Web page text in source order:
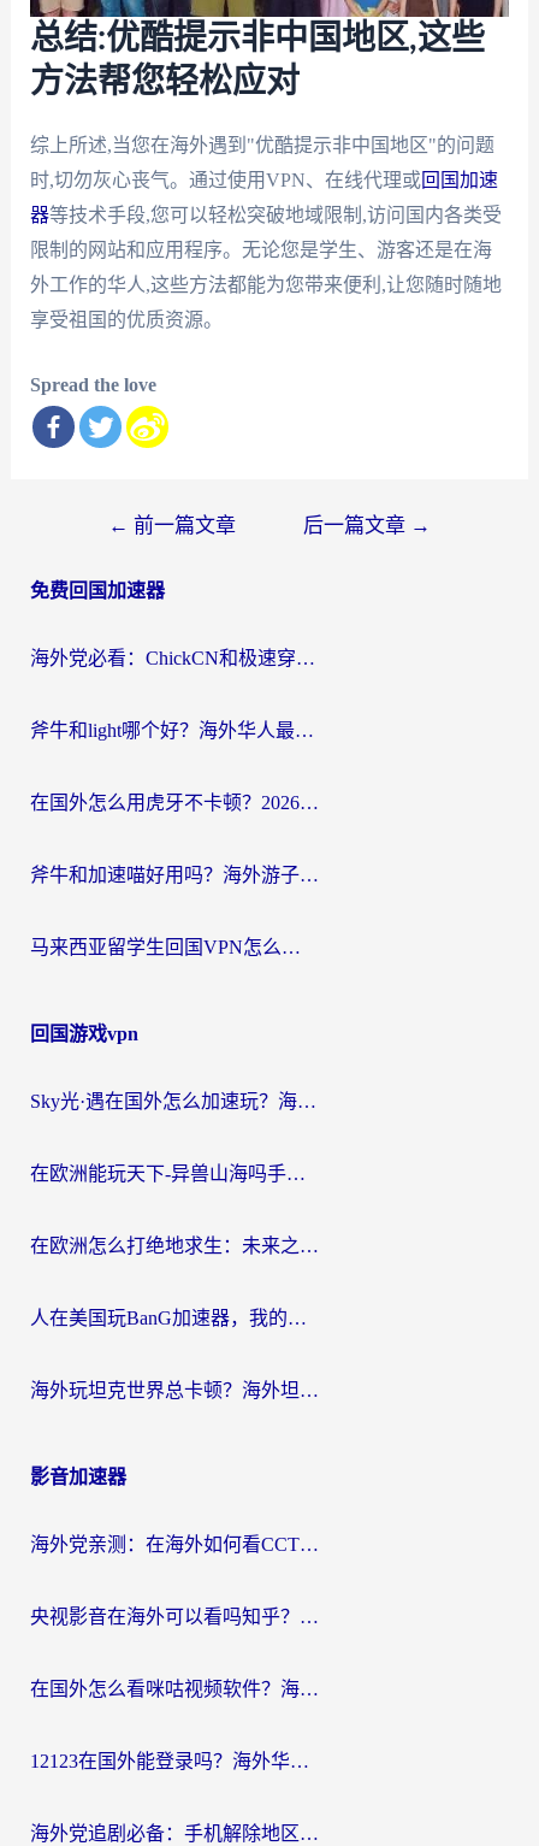
总结:优酷提示非中国地区,这些
方法帮您轻松应对
综上所述,当您在海外遇到"优酷提示非中国地区"的问题
时,切勿灰心丧气。通过使用VPN、在线代理或回国加速
器等技术手段,您可以轻松突破地域限制,访问国内各类受
限制的网站和应用程序。无论您是学生、游客还是在海
外工作的华人,这些方法都能为您带来便利,让您随时随地
享受祖国的优质资源。
Spread the love
导
← 前一篇文章 后一篇文章 →
免费回国加速器
海外党必看：ChickCN和极速穿梭VPN好用吗？3招教你选对回国加速器无缝刷国内资源
斧牛和light哪个好？海外华人最关心的回国加速器选择难题，一篇讲透
在国外怎么用虎牙不卡顿？2026海外华人亲测有效的回国加速器选择指南
斧牛和加速喵好用吗？海外游子的真实选择困境
马来西亚留学生回国VPN怎么选？3个避坑点+1款实测好用的加速器推荐
回国游戏vpn
Sky光·遇在国外怎么加速玩？海外党亲测有效的国服游戏加速指南
在欧洲能玩天下-异兽山海吗手游？海外玩家的加速器生存指南
在欧洲怎么打绝地求生：未来之役不卡？留学生亲测的加速器避坑指南
人在美国玩BanG加速器，我的延迟终于绿了
海外玩坦克世界总卡顿？海外坦克世界加速器有哪些？实测好用的选择在这里
影音加速器
海外党亲测：在海外如何看CCTV？告别“仅限大陆播放”的实用指南
央视影音在海外可以看吗知乎？留学生亲测：3步解决地域限制+追剧自由
在国外怎么看咪咕视频软件？海外党亲测有效的回国加速方案
12123在国外能登录吗？海外华人必看的回国加速实用指南
海外党追剧必备：手机解除地区限制app怎么选？解决央视视频&国内剧地区限制全指南